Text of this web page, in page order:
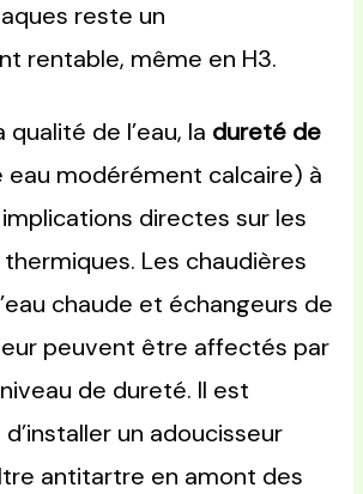
reste un
rentable, même en H3.
de l’eau, la dureté de
eau modérément calcaire) à
directes sur les
Les chaudières
chaude et échangeurs de
peuvent être affectés par
de dureté. Il est
un adoucisseur
antitartre en amont des